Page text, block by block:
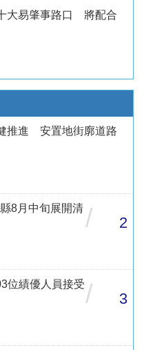
大易肇事路口 將配合
推進 安置地街廓道路
8月中旬展開清 / 2
位績優人員接受/ 3